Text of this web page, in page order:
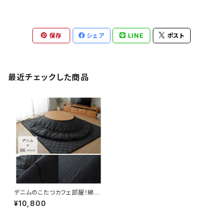
保存 シェア LINE ポスト
最近チェックした商品
デニムのこたつカフェ部屋！綿入
りあったかキルトのこたつ敷布団
（ブラック）
¥10,800